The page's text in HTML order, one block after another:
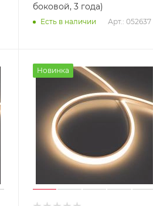
боковой, 3 года)
Есть в наличии Арт.: 052637
Новинка